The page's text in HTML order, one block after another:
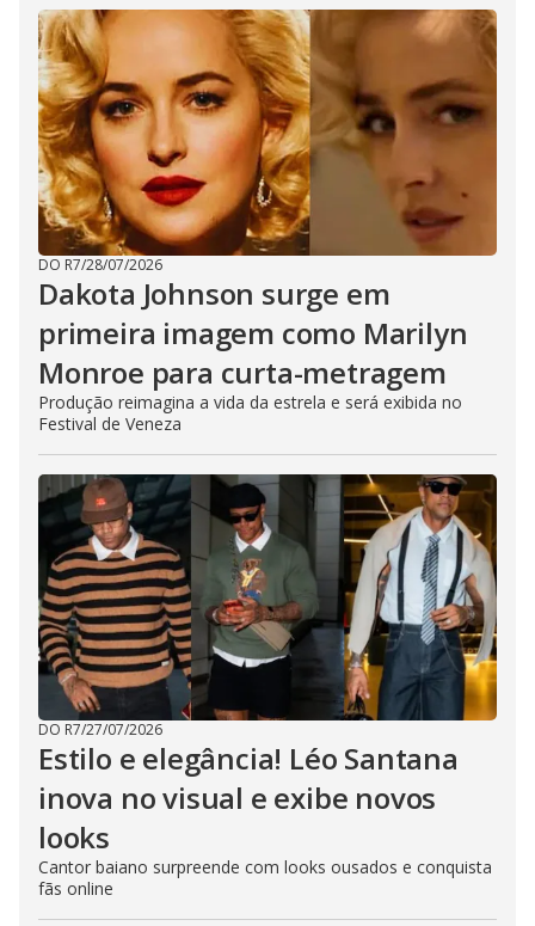
DO R7/28/07/2026
Dakota Johnson surge em
primeira imagem como Marilyn
Monroe para curta-metragem
Produção reimagina a vida da estrela e será exibida no
Festival de Veneza
DO R7/27/07/2026
Estilo e elegância! Léo Santana
inova no visual e exibe novos
looks
Cantor baiano surpreende com looks ousados e conquista
fãs online